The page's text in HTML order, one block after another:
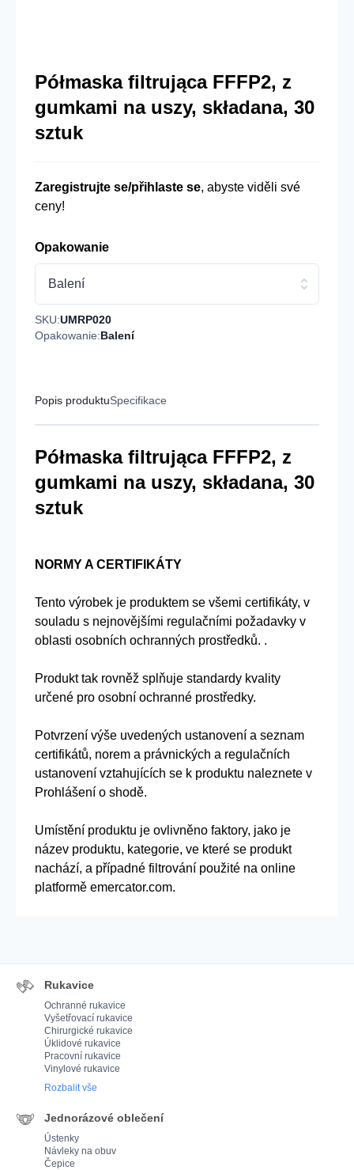
Półmaska filtrująca FFFP2, z
gumkami na uszy, składana, 30
sztuk
Zaregistrujte se/přihlaste se, abyste viděli své
ceny!
Opakowanie
Balení
SKU:UMRP020
Opakowanie:Balení
Popis produktuSpecifikace
Półmaska filtrująca FFFP2, z
gumkami na uszy, składana, 30
sztuk
NORMY A CERTIFIKÁTY
Tento výrobek je produktem se všemi certifikáty, v
souladu s nejnovějšími regulačními požadavky v
oblasti osobních ochranných prostředků. .
Produkt tak rovněž splňuje standardy kvality
určené pro osobní ochranné prostředky.
Potvrzení výše uvedených ustanovení a seznam
certifikátů, norem a právnických a regulačních
ustanovení vztahujících se k produktu naleznete v
Prohlášení o shodě.
Umístění produktu je ovlivněno faktory, jako je
název produktu, kategorie, ve které se produkt
nachází, a případné filtrování použité na online
platformě emercator.com.
Rukavice
Ochranné rukavice
Vyšetřovací rukavice
Chirurgické rukavice
Úklidové rukavice
Pracovní rukavice
Vinylové rukavice
Rozbalit vše
Jednorázové oblečení
Ústenky
Návleky na obuv
Čepice